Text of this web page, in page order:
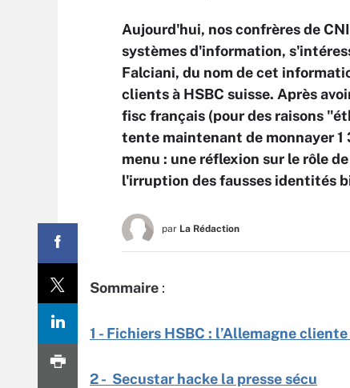
Aujourd'hui, nos confrères de
systèmes d'information,
Falciani, du nom de cet
clients à HSBC suisse. Après
fisc français (pour des raisons
tente maintenant de monnayer 1
menu : une réflexion sur le rôle
l'irruption des fausses identités
par La Rédaction
Sommaire :
1 - Fichiers HSBC : l’Allemagne
2 - Secustar hacke la presse sécu